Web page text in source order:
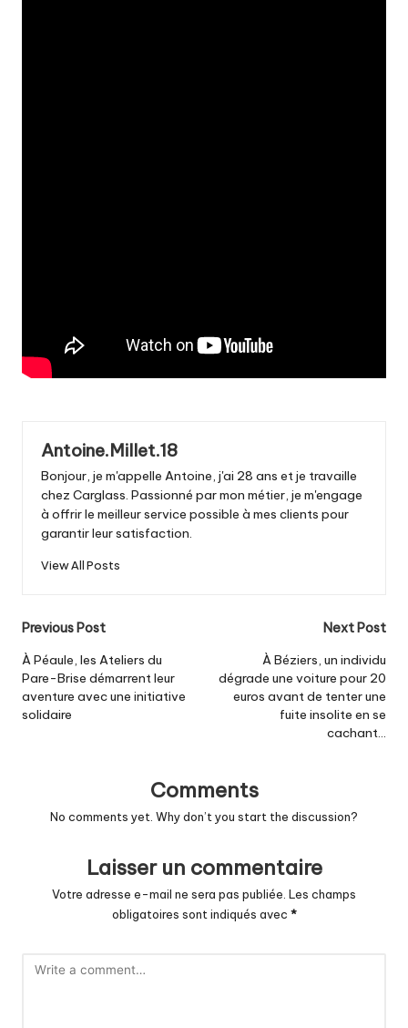
Antoine.Millet.18
Bonjour, je m'appelle Antoine, j'ai 28 ans et je travaille
chez Carglass. Passionné par mon métier, je m'engage
à offrir le meilleur service possible à mes clients pour
garantir leur satisfaction.
View All Posts
Post
navigation
Previous Post
À Péaule, les Ateliers du
Pare-Brise démarrent leur
aventure avec une initiative
solidaire
Next Post
À Béziers, un individu
dégrade une voiture pour 20
euros avant de tenter une
fuite insolite en se
cachant…
Comments
No comments yet. Why don’t you start the discussion?
Laisser un commentaire
Votre adresse e-mail ne sera pas publiée. Les champs
obligatoires sont indiqués avec *